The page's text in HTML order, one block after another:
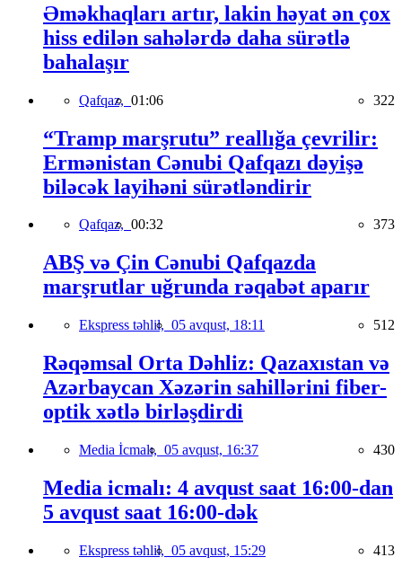
Əməkhaqları artır, lakin həyat ən çox
hiss edilən sahələrdə daha sürətlə
bahalaşır
Qafqaz, 01:06 322
“Tramp marşrutu” reallığa çevrilir:
Ermənistan Cənubi Qafqazı dəyişə
biləcək layihəni sürətləndirir
Qafqaz, 00:32 373
ABŞ və Çin Cənubi Qafqazda
marşrutlar uğrunda rəqabət aparır
Ekspress təhlil, 05 avqust, 18:11 512
Rəqəmsal Orta Dəhliz: Qazaxıstan və
Azərbaycan Xəzərin sahillərini fiber-
optik xətlə birləşdirdi
Media İcmalı, 05 avqust, 16:37 430
Media icmalı: 4 avqust saat 16:00-dan
5 avqust saat 16:00-dək
Ekspress təhlil, 05 avqust, 15:29 413